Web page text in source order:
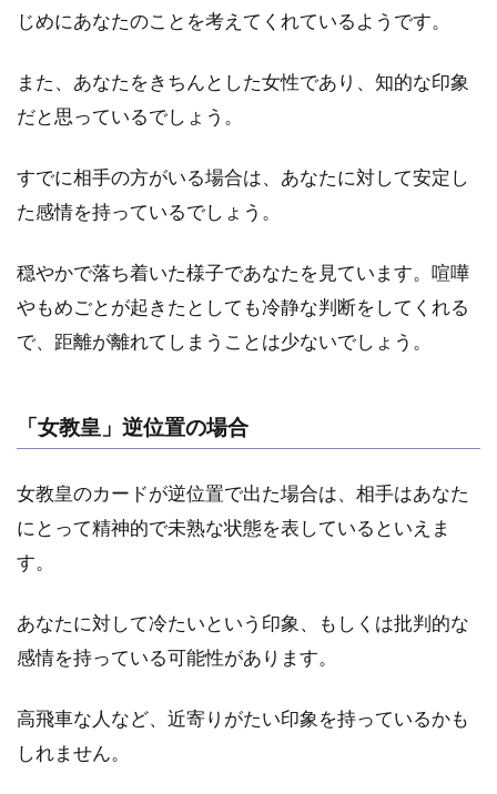
じめにあなたのことを考えてくれているようです。
また、あなたをきちんとした女性であり、知的な印象
だと思っているでしょう。
すでに相手の方がいる場合は、あなたに対して安定し
た感情を持っているでしょう。
穏やかで落ち着いた様子であなたを見ています。喧嘩
やもめごとが起きたとしても冷静な判断をしてくれる
で、距離が離れてしまうことは少ないでしょう。
「女教皇」逆位置の場合
女教皇のカードが逆位置で出た場合は、相手はあなた
にとって精神的で未熟な状態を表しているといえま
す。
あなたに対して冷たいという印象、もしくは批判的な
感情を持っている可能性があります。
高飛車な人など、近寄りがたい印象を持っているかも
しれません。